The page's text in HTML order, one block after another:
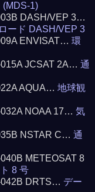
(MDS-1)
DASH/VEP 3…
ード DASH/VEP 3
ENVISAT…環
015A JCSAT 2A…通
AQUA…地球観
032A NOAA 17…気
NSTAR C…通
METEOSAT 8
8 号
042B DRTS… デー